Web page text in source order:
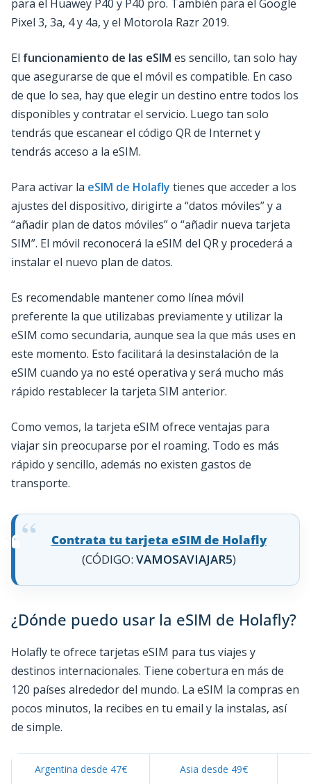
para el Huawey P40 y P40 pro. También para el Google
Pixel 3, 3a, 4 y 4a, y el Motorola Razr 2019.
El funcionamiento de las eSIM es sencillo, tan solo hay
que asegurarse de que el móvil es compatible. En caso
de que lo sea, hay que elegir un destino entre todos los
disponibles y contratar el servicio. Luego tan solo
tendrás que escanear el código QR de Internet y
tendrás acceso a la eSIM.
Para activar la eSIM de Holafly tienes que acceder a los
ajustes del dispositivo, dirigirte a “datos móviles” y a
“añadir plan de datos móviles” o “añadir nueva tarjeta
SIM”. El móvil reconocerá la eSIM del QR y procederá a
instalar el nuevo plan de datos.
Es recomendable mantener como línea móvil
preferente la que utilizabas previamente y utilizar la
eSIM como secundaria, aunque sea la que más uses en
este momento. Esto facilitará la desinstalación de la
eSIM cuando ya no esté operativa y será mucho más
rápido restablecer la tarjeta SIM anterior.
Como vemos, la tarjeta eSIM ofrece ventajas para
viajar sin preocuparse por el roaming. Todo es más
rápido y sencillo, además no existen gastos de
transporte.
Contrata tu tarjeta eSIM de Holafly
(CÓDIGO: VAMOSAVIAJAR5)
¿Dónde puedo usar la eSIM de Holafly?
Holafly te ofrece tarjetas eSIM para tus viajes y
destinos internacionales. Tiene cobertura en más de
120 países alrededor del mundo. La eSIM la compras en
pocos minutos, la recibes en tu email y la instalas, así
de simple.
Argentina desde 47€ Asia desde 49€